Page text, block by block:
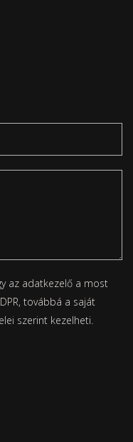
az adatkezelő a most
továbbá a saját
szerint kezelheti.